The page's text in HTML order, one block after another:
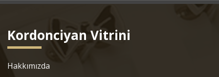
Kordonciyan Vitrini
Hakkımızda